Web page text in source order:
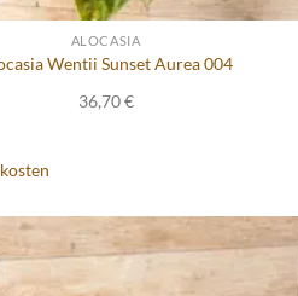
ALOCASIA
Wentii Sunset Aurea 004
36,70€